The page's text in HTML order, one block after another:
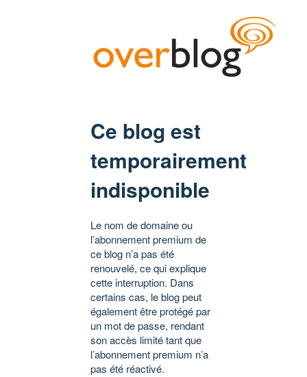
Ce blog est
temporairement
indisponible
Le nom de domaine ou
l’abonnement premium de
ce blog n’a pas été
renouvelé, ce qui explique
cette interruption. Dans
certains cas, le blog peut
également être protégé par
un mot de passe, rendant
son accès limité tant que
l’abonnement premium n’a
pas été réactivé.